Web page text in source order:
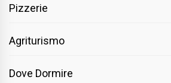
Pizzerie
Agriturismo
Dove Dormire